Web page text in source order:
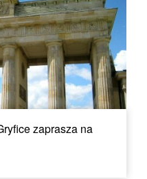
zaprasza na